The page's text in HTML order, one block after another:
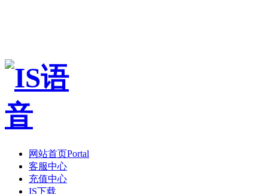
网站首页Portal
客服中心
充值中心
IS下载